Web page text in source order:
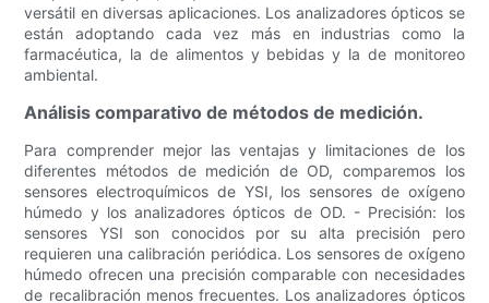
versátil en diversas aplicaciones. Los analizadores ópticos se
están adoptando cada vez más en industrias como la
farmacéutica, la de alimentos y bebidas y la de monitoreo
ambiental.
Análisis comparativo de métodos de medición.
Para comprender mejor las ventajas y limitaciones de los
diferentes métodos de medición de OD, comparemos los
sensores electroquímicos de YSI, los sensores de oxígeno
húmedo y los analizadores ópticos de OD. - Precisión: los
sensores YSI son conocidos por su alta precisión pero
requieren una calibración periódica. Los sensores de oxígeno
húmedo ofrecen una precisión comparable con necesidades
de recalibración menos frecuentes. Los analizadores ópticos